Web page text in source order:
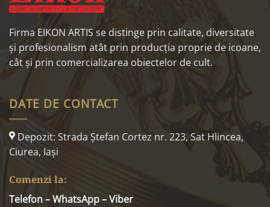
Firma EIKON ARTIS se distinge prin calitate, diversitate
și profesionalism atât prin producția proprie de icoane,
cât și prin comercializarea obiectelor de cult.
DATE DE CONTACT
Depozit: Strada Ştefan Cortez nr. 223, Sat Hlincea,
Ciurea, Iaşi
Comenzi la:
Telefon – WhatsApp – Viber